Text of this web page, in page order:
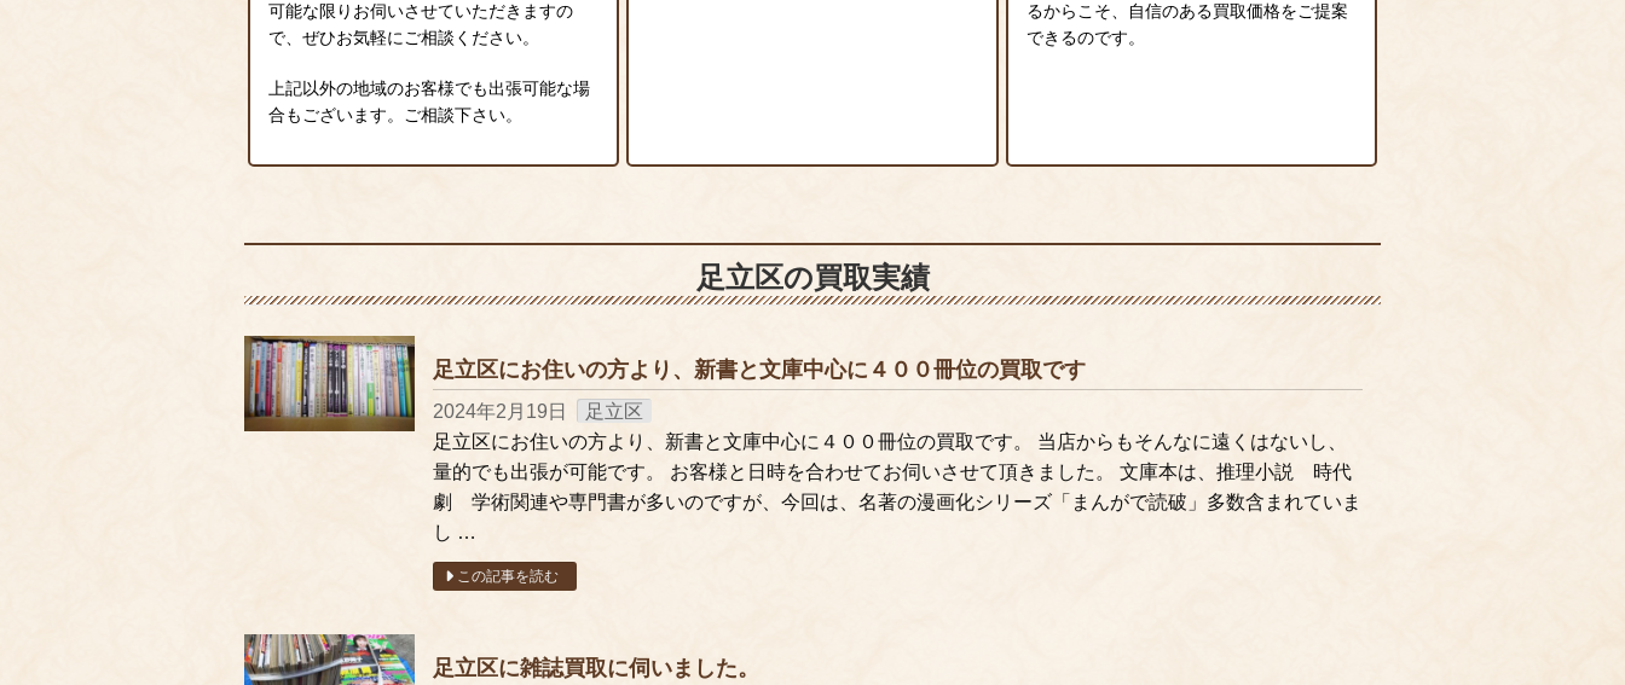
可能な限りお伺いさせていただきますの
で、ぜひお気軽にご相談ください。
上記以外の地域のお客様でも出張可能な場
合もございます。ご相談下さい。
るからこそ、自信のある買取価格をご提案
できるのです。
足立区の買取実績
足立区にお住いの方より、新書と文庫中心に４００冊位の買取です
2024年2月19日
足立区
足立区にお住いの方より、新書と文庫中心に４００冊位の買取です。 当店からもそんなに遠くはないし、
量的でも出張が可能です。 お客様と日時を合わせてお伺いさせて頂きました。 文庫本は、推理小説 時代
劇 学術関連や専門書が多いのですが、今回は、名著の漫画化シリーズ「まんがで読破」多数含まれていま
し …
この記事を読む
足立区に雑誌買取に伺いました。